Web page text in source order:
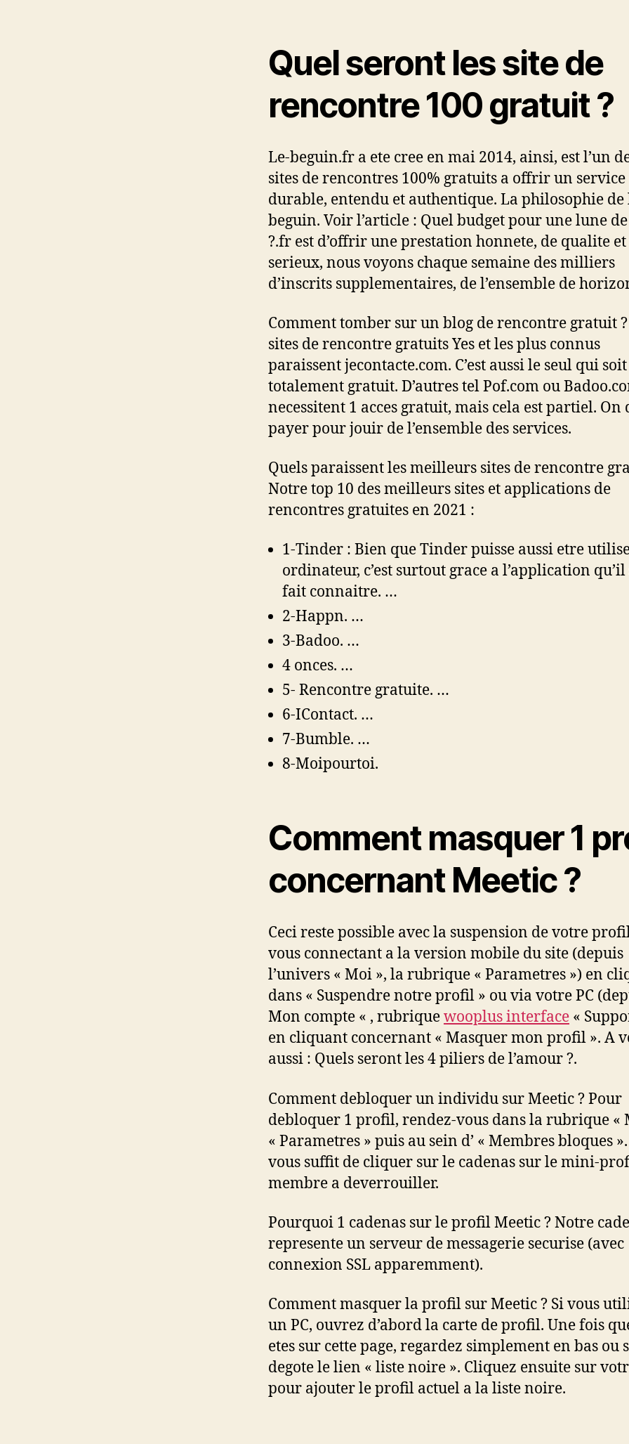
Quel seront les site de
rencontre 100 gratuit ?
Le-beguin.fr a ete cree en mai 2014, ainsi, est l’un
sites de rencontres 100% gratuits a offrir un service
durable, entendu et authentique. La philosophie de
beguin. Voir l’article : Quel budget pour une lune
?.fr est d’offrir une prestation honnete, de qualite et
serieux, nous voyons chaque semaine des milliers
d’inscrits supplementaires, de l’ensemble de
Comment tomber sur un blog de rencontre gratuit
sites de rencontre gratuits Yes et les plus connus
paraissent jecontacte.com. C’est aussi le seul qui soit
totalement gratuit. D’autres tel Pof.com ou
necessitent 1 acces gratuit, mais cela est partiel. On
payer pour jouir de l’ensemble des services.
Quels paraissent les meilleurs sites de rencontre
Notre top 10 des meilleurs sites et applications de
rencontres gratuites en 2021 :
1-Tinder : Bien que Tinder puisse aussi etre
ordinateur, c’est surtout grace a l’application qu’il
fait connaitre. …
2-Happn. …
3-Badoo. …
4 onces. …
5- Rencontre gratuite. …
6-IContact. …
7-Bumble. …
8-Moipourtoi.
Comment masquer 1
concernant Meetic ?
Ceci reste possible avec la suspension de votre
vous connectant a la version mobile du site (depuis
l’univers « Moi », la rubrique « Parametres ») en
dans « Suspendre notre profil » ou via votre PC
Mon compte « , rubriquewooplus interface «
en cliquant concernant « Masquer mon profil ». A
aussi : Quels seront les 4 piliers de l’amour ?.
Comment debloquer un individu sur Meetic ? Pour
debloquer 1 profil, rendez-vous dans la rubrique «
« Parametres » puis au sein d’ « Membres bloques
vous suffit de cliquer sur le cadenas sur le mini-
membre a deverrouiller.
Pourquoi 1 cadenas sur le profil Meetic ? Notre
represente un serveur de messagerie securise (avec
connexion SSL apparemment).
Comment masquer la profil sur Meetic ? Si vous
un PC, ouvrez d’abord la carte de profil. Une fois
etes sur cette page, regardez simplement en bas ou
degote le lien « liste noire ». Cliquez ensuite sur
pour ajouter le profil actuel a la liste noire.